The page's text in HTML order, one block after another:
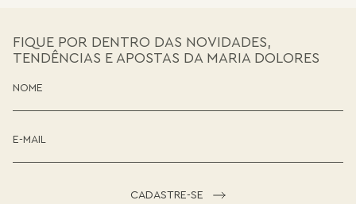
FIQUE POR DENTRO DAS NOVIDADES,
TENDÊNCIAS E APOSTAS DA MARIA DOLORES
CADASTRE-SE